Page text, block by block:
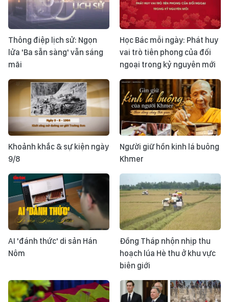
Thông điệp lịch sử: Ngọn
lửa 'Ba sẵn sàng' vẫn sáng
mãi
Học Bác mỗi ngày: Phát huy
vai trò tiên phong của đối
ngoại trong kỷ nguyên mới
Khoảnh khắc & sự kiện ngày
9/8
Người giữ hồn kinh lá buông
Khmer
AI 'đánh thức' di sản Hán
Nôm
Đồng Tháp nhộn nhịp thu
hoạch lúa Hè thu ở khu vực
biên giới